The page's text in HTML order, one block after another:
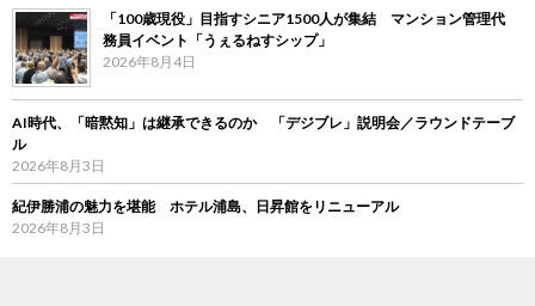
「100歳現役」目指すシニア1500人が集結 マンション管理代
務員イベント「うぇるねすシップ」
2026年8月4日
AI時代、「暗黙知」は継承できるのか 「デジブレ」説明会／ラウンドテーブ
ル
2026年8月3日
紀伊勝浦の魅力を堪能 ホテル浦島、日昇館をリニューアル
2026年8月3日